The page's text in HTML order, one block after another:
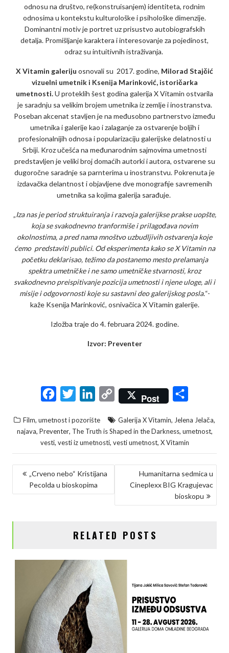
odnosu na društvo, re(konstruisanjem) identiteta, rodnim
odnosima u kontekstu kulturološke i psihološke dimenzije.
Dominantni motiv je portret uz prisustvo autobiografskih
detalja. Promišljanje karaktera i interesovanje za pojedinost,
odraz su intuitivnih istraživanja.
X Vitamin galeriju osnovali su 2017. godine, Milorad Stajčić
vizuelni umetnik i Ksenija Marinković, istoričarka
umetnosti.U proteklih šest godina galerija X Vitamin ostvarila
je saradnju sa velikim brojem umetnika iz zemlje i inostranstva.
Poseban akcenat stavljen je na međusobno partnerstvo između
umetnika i galerije kao i zalaganje za ostvarenje boljih i
profesionalnijih odnosa i popularizaciju galerijske delatnosti u
Srbiji. Kroz učešća na međunarodnim sajmovima umetnosti
predstavljen je veliki broj domaćih autorki i autora, ostvarene su
dugoročne saradnje sa parnterima u inostranstvu. Pokrenuta je
izdavačka delantnost i objavljene dve monografije savremenih
umetnika sa kojima galerija sarađuje.
„Iza nas je period struktuiranja i razvoja galerijkse prakse uopšte,
koja se svakodnevno tranformiše i prilagođava novim
okolnostima, a pred nama mnoštvo uzbudljivih ostvarenja koje
ćemo predstaviti publici. Od eksperimenta kako se X Vitamin na
početku deklarisao, težimo da postanemo mesto prelamanja
spektra umetničke i ne samo umetničke stvarnosti, kroz
svakodnevno preispitivanje pozicija umetnosti i njene uloge, ali i
misije i odgovornosti koje su sastavni deo galerijskog posla.“-
kaže Ksenija Marinković, osnivačica X Vitamin galerije.
Izložba traje do 4. februara 2024. godine.
Izvor: Preventer
c
e
b
o
o
i
t
t
e
r
n
k
e
d
I
C
p
y
L
Post
a
r
e
Film, umetnost i pozorište Galerija X Vitamin, Jelena Jelača,
najava, Preventer, The Truth is Shaped in the Darkness, umetnost,
vesti, vesti iz umetnosti, vesti umetnost, X Vitamin
KRETANJE
ČLANKA
„Crveno nebo“ Kristijana
Pecolda u bioskopima
Humanitarna sedmica u
Cineplexx BIG Kragujevac
bioskopu
RELATED POSTS